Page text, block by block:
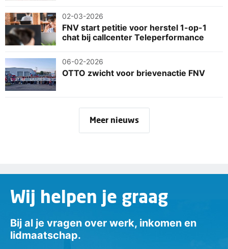
02-03-2026
FNV start petitie voor herstel 1-op-1
chat bij callcenter Teleperformance
06-02-2026
OTTO zwicht voor brievenactie FNV
Meer nieuws
Wij helpen je graag
Bij al je vragen over werk, inkomen en
lidmaatschap.